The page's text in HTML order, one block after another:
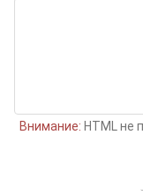
Внимание: HTML не